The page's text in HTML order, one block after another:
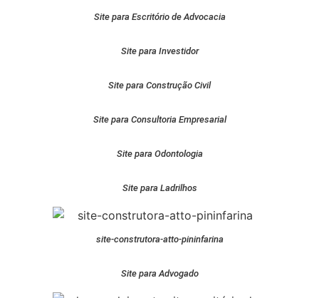
Site para Escritório de Advocacia
Site para Investidor
Site para Construção Civil
Site para Consultoria Empresarial
Site para Odontologia
Site para Ladrilhos
site-construtora-atto-pininfarina
Site para Advogado